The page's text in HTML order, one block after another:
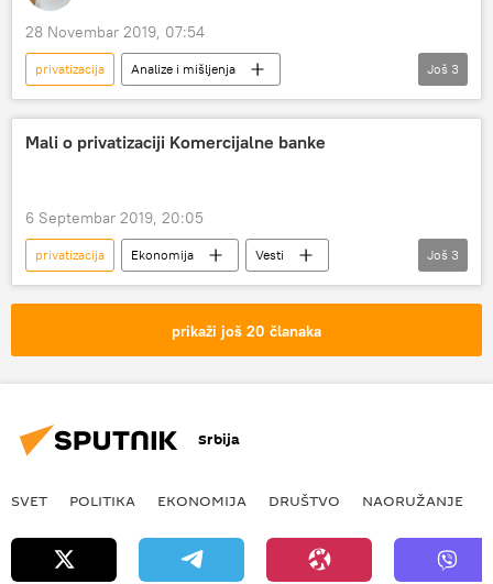
28 Novembar 2019, 07:54
privatizacija
Analize i mišljenja
Komentari i Analitika
Komercijalna banka
čuvarkuća
Još 3
Mali o privatizaciji Komercijalne banke
6 Septembar 2019, 20:05
privatizacija Ekonomija
Vesti
Srbija
Komercijalna banka
Još 3
prikaži još 20 članaka
Srbija
SVET POLITIKA EKONOMIJA DRUŠTVO NAORUŽANJE